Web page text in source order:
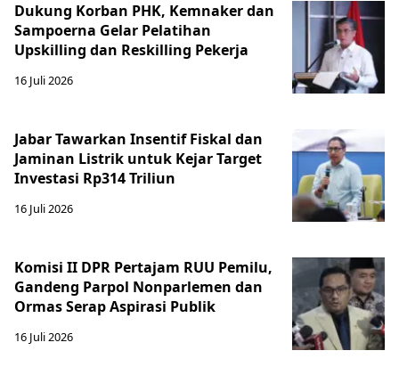
Dukung Korban PHK, Kemnaker dan
Sampoerna Gelar Pelatihan
Upskilling dan Reskilling Pekerja
16 Juli 2026
Jabar Tawarkan Insentif Fiskal dan
Jaminan Listrik untuk Kejar Target
Investasi Rp314 Triliun
16 Juli 2026
Komisi II DPR Pertajam RUU Pemilu,
Gandeng Parpol Nonparlemen dan
Ormas Serap Aspirasi Publik
16 Juli 2026